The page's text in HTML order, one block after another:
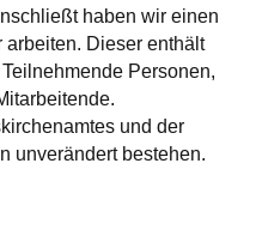
haben wir einen
Dieser enthält
Personen,
und der
unverändert bestehen.